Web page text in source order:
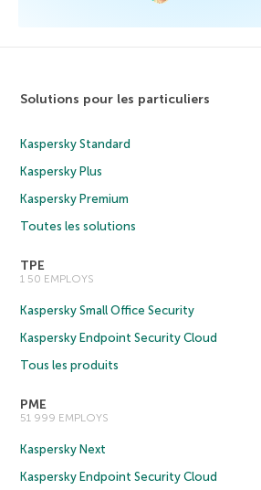
Solutions pour les particuliers
Kaspersky Standard
Kaspersky Plus
Kaspersky Premium
Toutes les solutions
TPE
1 50 EMPLOYS
Kaspersky Small Office Security
Kaspersky Endpoint Security Cloud
Tous les produits
PME
51 999 EMPLOYS
Kaspersky Next
Kaspersky Endpoint Security Cloud